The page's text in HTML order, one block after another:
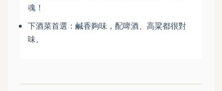
魂！
下酒菜首選：鹹香夠味，配啤酒、高粱都很對
味。